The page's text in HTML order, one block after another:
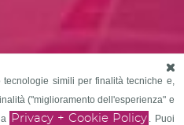
simili per finalità tecniche e,
("miglioramento dell'esperienza" e
Privacy + Cookie Policy . Puoi